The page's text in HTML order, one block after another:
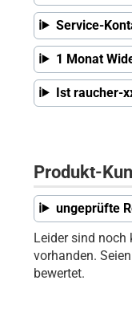
Service-
1 Monat
Ist raucher-
Produkt-
ungeprüfte
Leider sind noch
vorhanden.
bewertet.